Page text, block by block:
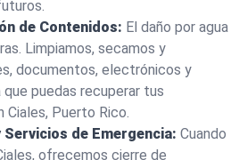
de Contenidos: El daño por agua
Limpiamos, secamos y
documentos, electrónicos y
puedas recuperar tus
Ciales, Puerto Rico.
de Emergencia: Cuando
ofrecemos cierre de